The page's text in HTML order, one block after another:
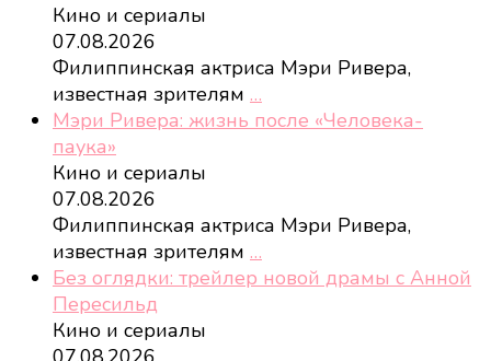
Кино и сериалы
07.08.2026
Филиппинская актриса Мэри Ривера,
известная зрителям …
Мэри Ривера: жизнь после «Человека-
паука»
Кино и сериалы
07.08.2026
Филиппинская актриса Мэри Ривера,
известная зрителям …
Без оглядки: трейлер новой драмы с Анной
Пересильд
Кино и сериалы